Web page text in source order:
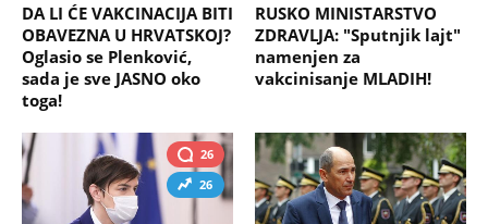
DA LI ĆE VAKCINACIJA BITI
OBAVEZNA U HRVATSKOJ?
Oglasio se Plenković,
sada je sve JASNO oko
toga!
RUSKO MINISTARSTVO
ZDRAVLJA: "Sputnjik lajt"
namenjen za
vakcinisanje MLADIH!
26
26